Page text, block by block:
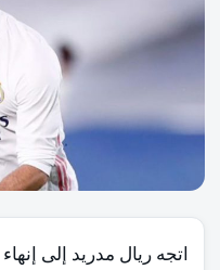
اتجه ريال مدريد إلى